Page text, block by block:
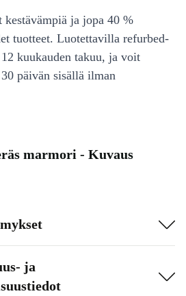
kestävämpiä ja jopa 40 %
tuotteet. Luotettavilla refurbed-
kuukauden takuu, ja voit
päivän sisällä ilman
marmori - Kuvaus
ja